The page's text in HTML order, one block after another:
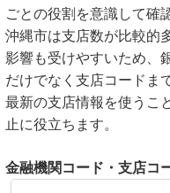
ごとの役割を意識して確
沖縄市は支店数が比較的
影響も受けやすいため、
だけでなく支店コードま
最新の支店情報を使うこ
止に役立ちます。
金融機関コード・支店コ